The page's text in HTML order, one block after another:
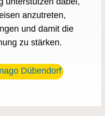
anzutreten,
und damit die
zu stärken.
Dübendorf